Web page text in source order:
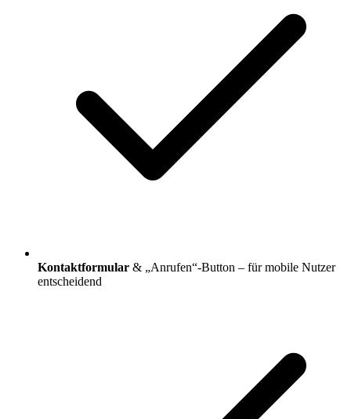
Kontaktformular & „Anrufen“-Button – für mobile Nutzer
entscheidend